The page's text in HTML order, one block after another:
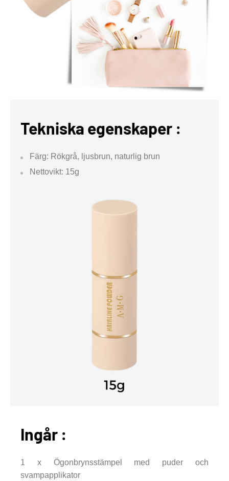
Tekniska egenskaper :
Färg: Rökgrå, ljusbrun, naturlig brun
Nettovikt: 15g
Ingår :
1 x Ögonbrynsstämpel med puder och
svampapplikator